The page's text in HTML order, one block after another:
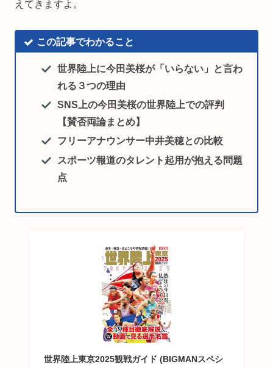
えてきますよ。
この記事でわかること
世界陸上に今田美桜が「いらない」と言わ
れる３つの理由
SNS上の今田美桜の世界陸上での評判
【賛否両論まとめ】
フリーアナウンサー中井美穂との比較
スポーツ報道のタレント起用が抱える問題
点
世界陸上東京2025観戦ガイド (BIGMANスペシ